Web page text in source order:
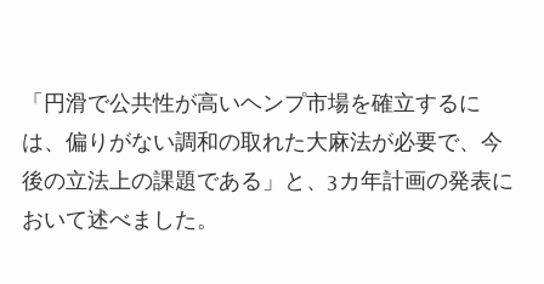
「円滑で公共性が高いヘンプ市場を確立するに
は、偏りがない調和の取れた大麻法が必要で、今
後の立法上の課題である」と、 3カ年計画の発表に
おいて述べました。